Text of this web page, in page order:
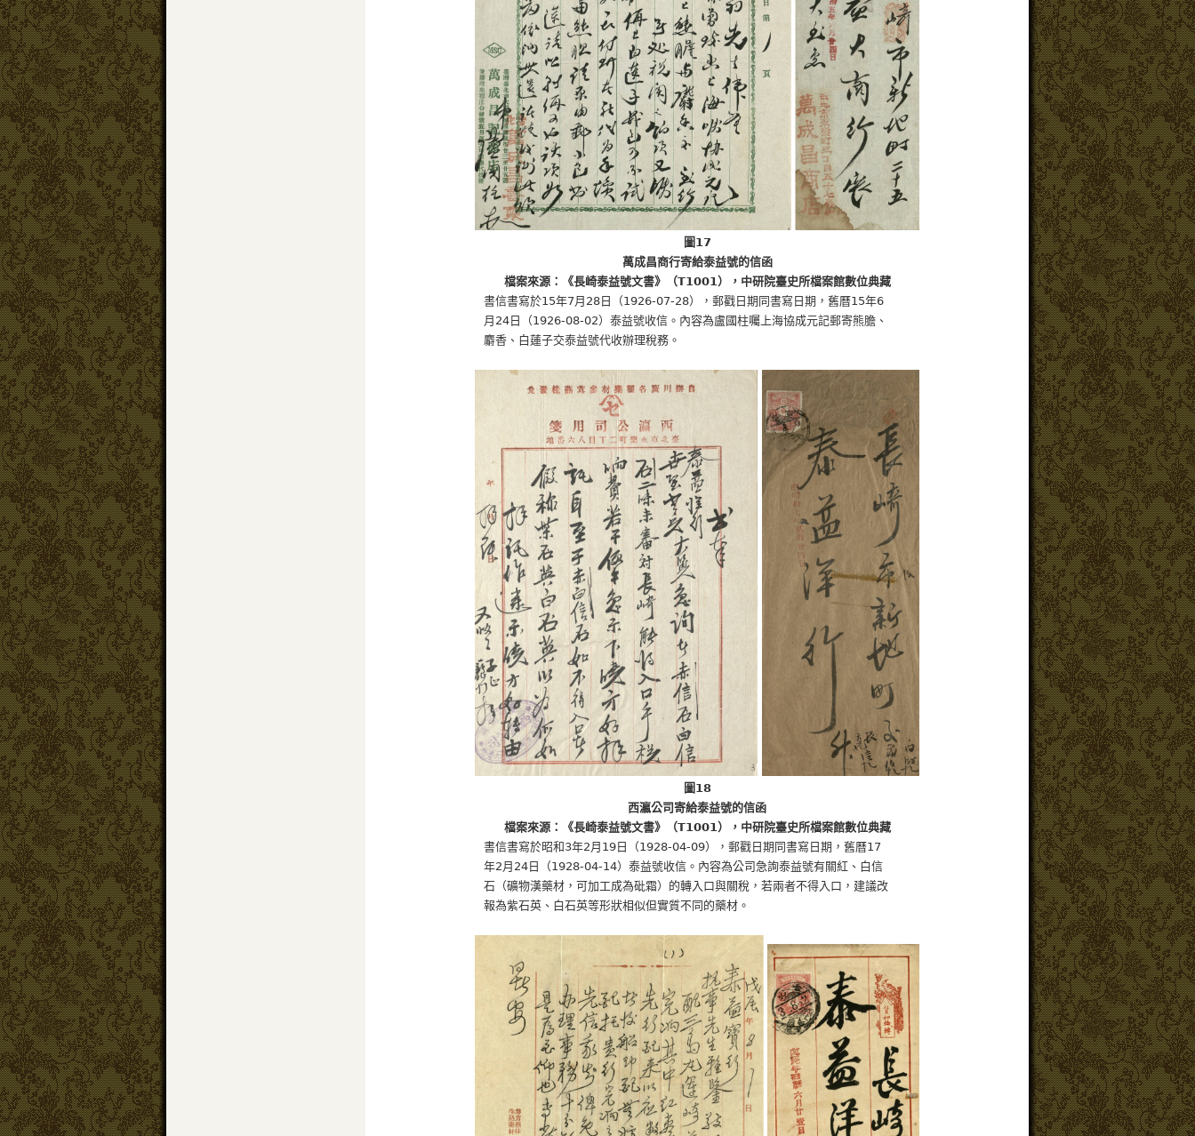
圖17
萬成昌商行寄給泰益號的信函
檔案來源：《長崎泰益號文書》（T1001），中研院臺史所檔案館數位典藏
書信書寫於15年7月28日（1926-07-28），郵戳日期同書寫日期，舊曆15年6
月24日（1926-08-02）泰益號收信。內容為盧國柱囑上海協成元記郵寄熊膽、
麝香、白蓮子交泰益號代收辦理稅務。
圖18
西瀛公司寄給泰益號的信函
檔案來源：《長崎泰益號文書》（T1001），中研院臺史所檔案館數位典藏
書信書寫於昭和3年2月19日（1928-04-09），郵戳日期同書寫日期，舊曆17
年2月24日（1928-04-14）泰益號收信。內容為公司急詢泰益號有關紅、白信
石（礦物漢藥材，可加工成為砒霜）的轉入口與關稅，若兩者不得入口，建議改
報為紫石英、白石英等形狀相似但實質不同的藥材。